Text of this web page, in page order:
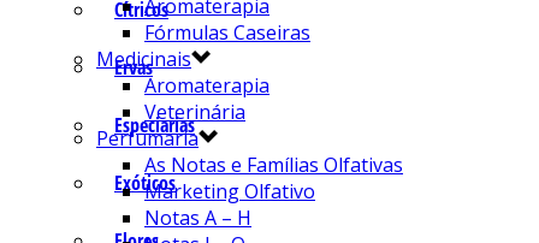
Cítricos
Ervas
Especiarias
Exóticos
Aromaterapia
Fórmulas Caseiras
Medicinais
Aromaterapia
Veterinária
Perfumaria
As Notas e Famílias Olfativas
Marketing Olfativo
Notas A – H